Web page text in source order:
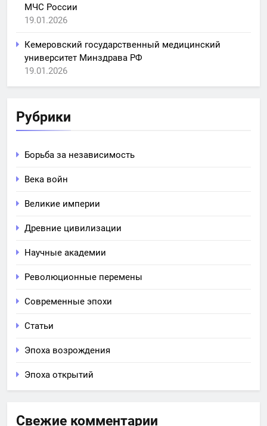
МЧС России
19.01.2026
Кемеровский государственный медицинский
университет Минздрава РФ
19.01.2026
Рубрики
Борьба за независимость
Века войн
Великие империи
Древние цивилизации
Научные академии
Революционные перемены
Современные эпохи
Статьи
Эпоха возрождения
Эпоха открытий
Свежие комментарии